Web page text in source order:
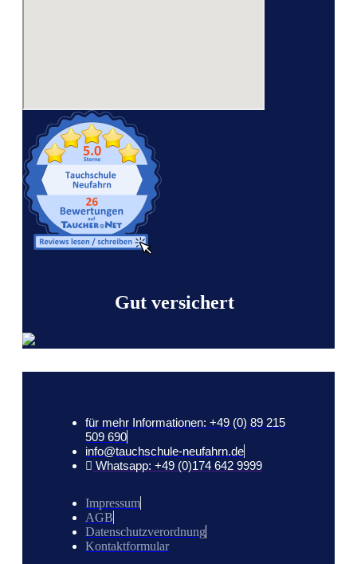
Gut versichert
für mehr Informationen: +49 (0) 89 215
509 690
info@tauchschule-neufahrn.de
Whatsapp: +49 (0)174 642 9999
Impressum
AGB
Datenschutzverordnung
Kontaktformular